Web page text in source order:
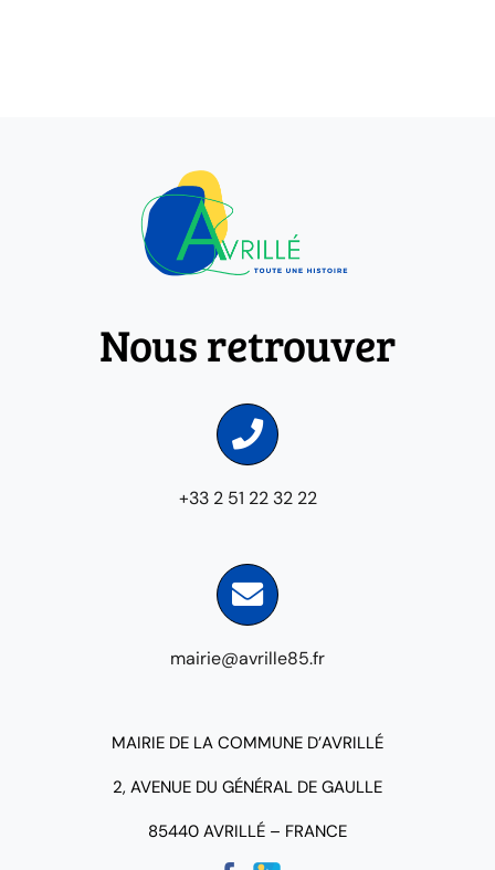
Nous retrouver
+33 2 51 22 32 22
mairie@avrille85.fr
MAIRIE DE LA COMMUNE D’AVRILLÉ
2, AVENUE DU GÉNÉRAL DE GAULLE
85440 AVRILLÉ – FRANCE